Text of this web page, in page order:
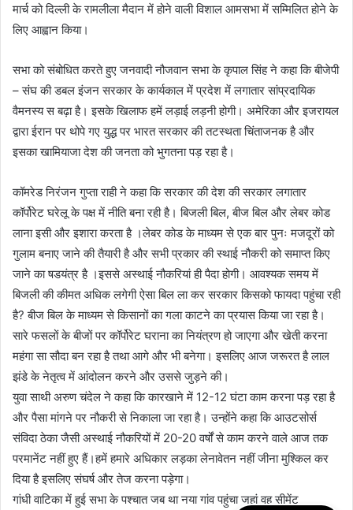
मार्च को दिल्ली के रामलीला मैदान में होने वाली विशाल आमसभा में सम्मिलित होने के
लिए आह्वान किया।
सभा को संबोधित करते हुए जनवादी नौजवान सभा के कृपाल सिंह ने कहा कि बीजेपी
– संघ की डबल इंजन सरकार के कार्यकाल में प्रदेश में लगातार सांप्रदायिक
वैमनस्य स बढ़ा है। इसके खिलाफ हमें लड़ाई लड़नी होगी। अमेरिका और इजरायल
द्वारा ईरान पर थोपे गए युद्ध पर भारत सरकार की तटस्थता चिंताजनक है और
इसका खामियाजा देश की जनता को भुगतना पड़ रहा है।
कॉमरेड निरंजन गुप्ता राही ने कहा कि सरकार की देश की सरकार लगातार
कॉर्पोरेट घरेलू के पक्ष में नीति बना रही है। बिजली बिल, बीज बिल और लेबर कोड
लाना इसी और इशारा करता है ।लेबर कोड के माध्यम से एक बार पुनः मजदूरों को
गुलाम बनाए जाने की तैयारी है और सभी प्रकार की स्थाई नौकरी को समाप्त किए
जाने का षडयंत्र है ।इससे अस्थाई नौकरियां ही पैदा होगी। आवश्यक समय में
बिजली की कीमत अधिक लगेगी ऐसा बिल ला कर सरकार किसको फायदा पहुंचा रही
है? बीज बिल के माध्यम से किसानों का गला काटने का प्रयास किया जा रहा है।
सारे फसलों के बीजों पर कॉर्पोरेट घराना का नियंत्रण हो जाएगा और खेती करना
महंगा सा सौदा बन रहा है तथा आगे और भी बनेगा। इसलिए आज जरूरत है लाल
झंडे के नेतृत्व में आंदोलन करने और उससे जुड़ने की।
युवा साथी अरुण चंदेल ने कहा कि कारखाने में 12-12 घंटा काम करना पड़ रहा है
और पैसा मांगने पर नौकरी से निकाला जा रहा है। उन्होंने कहा कि आउटसोर्स
संविदा ठेका जैसी अस्थाई नौकरियों में 20-20 वर्षों से काम करने वाले आज तक
परमानेंट नहीं हुए हैं।हमें हमारे अधिकार लड़का लेनावेतन नहीं जीना मुश्किल कर
दिया है इसलिए संघर्ष और तेज करना पड़ेगा।
गांधी वाटिका में हुई सभा के पश्चात जब था नया गांव पहुंचा जहां वह सीमेंट